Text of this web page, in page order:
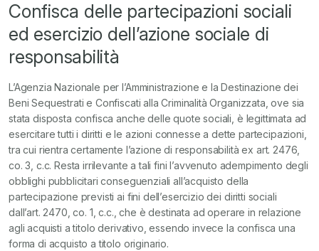
Confisca delle partecipazioni sociali
ed esercizio dell’azione sociale di
responsabilità
L’Agenzia Nazionale per l’Amministrazione e la Destinazione dei
Beni Sequestrati e Confiscati alla Criminalità Organizzata, ove sia
stata disposta confisca anche delle quote sociali, è legittimata ad
esercitare tutti i diritti e le azioni connesse a dette partecipazioni,
tra cui rientra certamente l’azione di responsabilità ex art. 2476,
co. 3, c.c. Resta irrilevante a tali fini l’avvenuto adempimento degli
obblighi pubblicitari conseguenziali all’acquisto della
partecipazione previsti ai fini dell’esercizio dei diritti sociali
dall’art. 2470, co. 1, c.c., che è destinata ad operare in relazione
agli acquisti a titolo derivativo, essendo invece la confisca una
forma di acquisto a titolo originario.